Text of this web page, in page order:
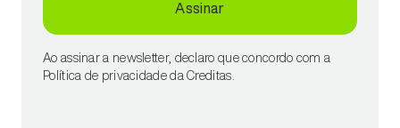
Assinar
Ao assinar a newsletter, declaro que concordo com a
Política de privacidade da Creditas.